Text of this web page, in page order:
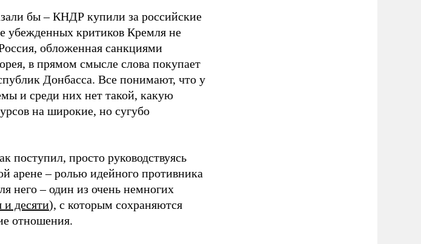
бы – КНДР купили за российские
убежденных критиков Кремля не
обложенная санкциями
в прямом смысле слова покупает
Донбасса. Все понимают, что у
и среди них нет такой, какую
на широкие, но сугубо
поступил, просто руководствуясь
арене – ролью идейного противника
него – один из очень немногих
и десяти), с которым сохраняются
отношения.